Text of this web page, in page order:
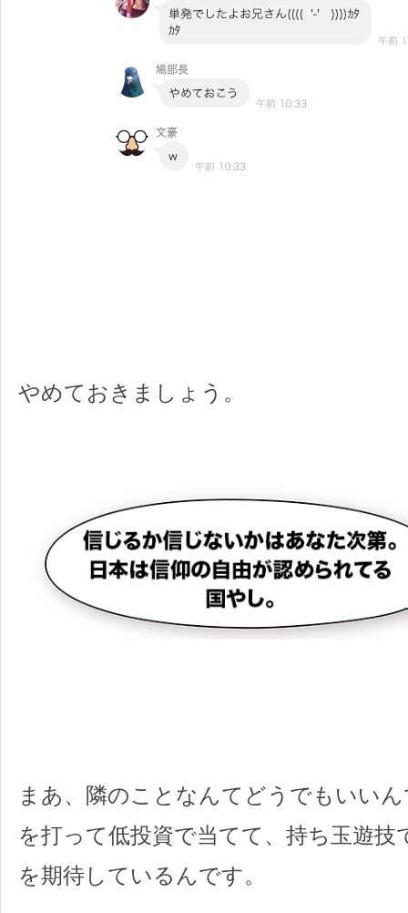
やめておきましょう。
まあ、隣のことなんてどうでもいい
を打って低投資で当てて、持ち玉遊技
を期待しているんです。